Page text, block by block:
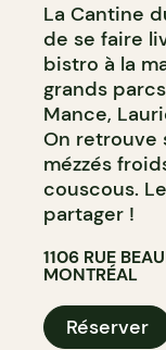
La Cantine
de se faire
bistro à la
grands
Mance,
On retrouve
mézzés
couscous.
partager !
1106 RUE
MONTRÉAL
Réserver